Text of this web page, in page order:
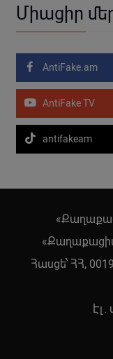
Միացիր
AntiFake.am
AntiFake TV
antifakeam
Հասցե՝ ՀՀ,
Էլ.